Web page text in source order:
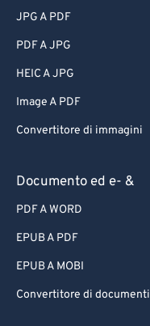
JPG A PDF
PDF A JPG
HEIC A JPG
Image A PDF
Convertitore di immagini
Documento ed e- &
PDF A WORD
EPUB A PDF
EPUB A MOBI
Convertitore di documenti